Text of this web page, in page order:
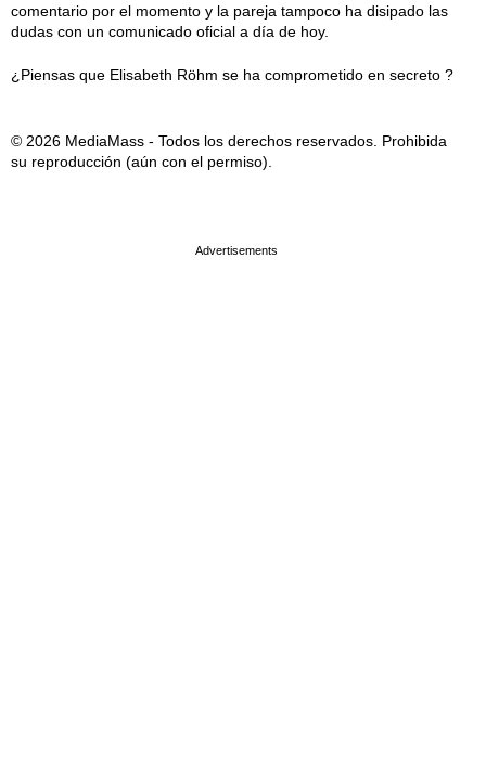
comentario por el momento y la pareja tampoco ha disipado las
dudas con un comunicado oficial a día de hoy.
¿Piensas que Elisabeth Röhm se ha comprometido en secreto ?
© 2026 MediaMass - Todos los derechos reservados. Prohibida
su reproducción (aún con el permiso).